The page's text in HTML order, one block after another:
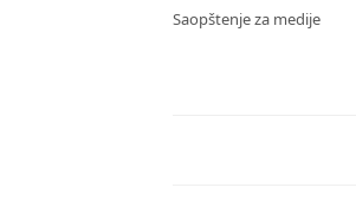
Saopštenje za medije